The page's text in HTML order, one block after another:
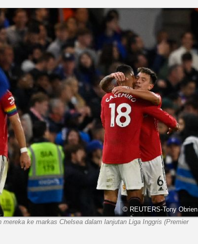
© REUTERS-Tony Obrien
ke markas Chelsea dalam lanjutan Liga Inggris (Premier